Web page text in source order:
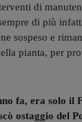
di
di più
sospeso e
pianta, per
fa, era solo il
ostaggio del